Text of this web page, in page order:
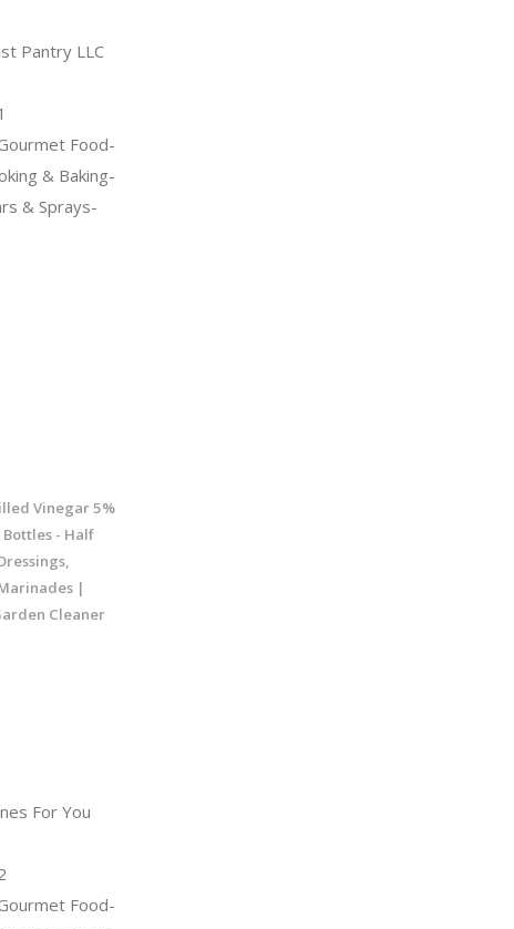
Pantry LLC
Food-
& Baking-
& Sprays-
Vinegar 5%
- Half
|
Cleaner
For You
Food-